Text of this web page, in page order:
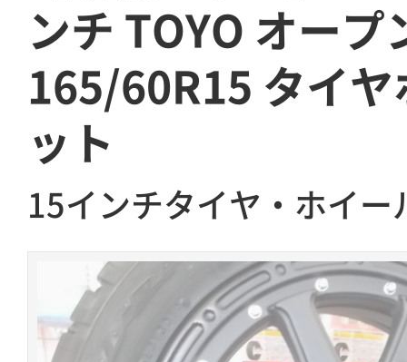
ンチ TOYO オープ
165/60R15 タイヤ
ット
15インチタイヤ・ホイー